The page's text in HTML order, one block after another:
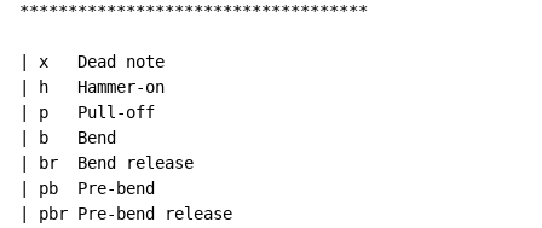
************************************
| x   Dead note
| h   Hammer-on
| p   Pull-off
| b   Bend
| br  Bend release
| pb  Pre-bend
| pbr Pre-bend release